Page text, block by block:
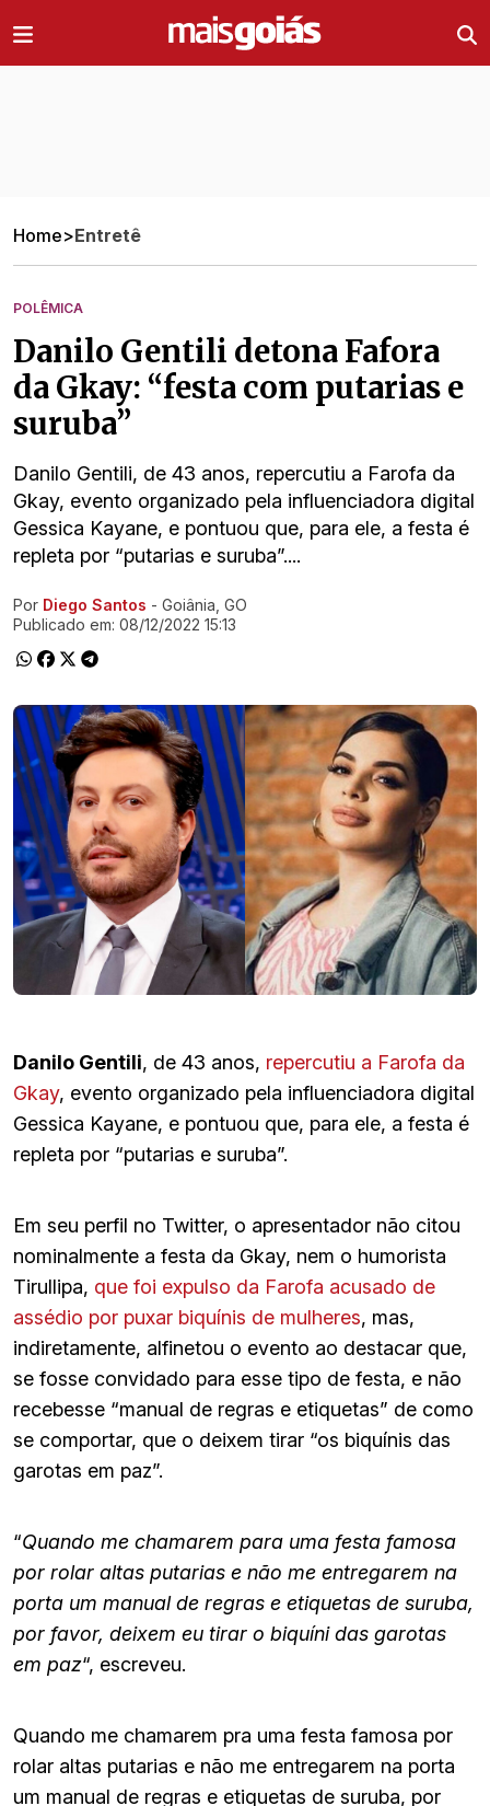
Home>Entretê
POLÊMICA
Danilo Gentili detona Fafora
da Gkay: “festa com putarias e
suruba”
Danilo Gentili, de 43 anos, repercutiu a Farofa da
Gkay, evento organizado pela influenciadora digital
Gessica Kayane, e pontuou que, para ele, a festa é
repleta por “putarias e suruba”....
Ir direto pra matéria
Por Diego Santos - Goiânia, GO
Publicado em: 08/12/2022 15:13
Danilo Gentili, de 43 anos, repercutiu a Farofa da
Gkay, evento organizado pela influenciadora digital
Gessica Kayane, e pontuou que, para ele, a festa é
repleta por “putarias e suruba”.
Em seu perfil no Twitter, o apresentador não citou
nominalmente a festa da Gkay, nem o humorista
Tirullipa, que foi expulso da Farofa acusado de
assédio por puxar biquínis de mulheres, mas,
indiretamente, alfinetou o evento ao destacar que,
se fosse convidado para esse tipo de festa, e não
recebesse “manual de regras e etiquetas” de como
se comportar, que o deixem tirar “os biquínis das
garotas em paz”.
“Quando me chamarem para uma festa famosa
por rolar altas putarias e não me entregarem na
porta um manual de regras e etiquetas de suruba,
por favor, deixem eu tirar o biquíni das garotas
em paz“, escreveu.
Quando me chamarem pra uma festa famosa por
rolar altas putarias e não me entregarem na porta
um manual de regras e etiquetas de suruba, por